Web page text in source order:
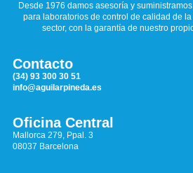
Desde 1976 damos asesoría y
para laboratorios de control de calidad de
sector, con la garantía de nuestro
Contacto
(34) 93 300 30 51
info@aguilarpineda.es
Oficina Central
Mallorca 279, Ppal. 3
08037 Barcelona